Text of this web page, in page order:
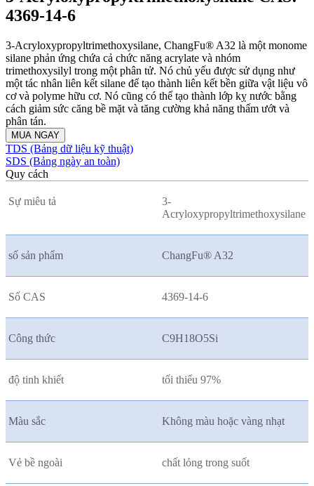
4369-14-6
3-Acryloxypropyltrimethoxysilane, ChangFu® A32 là một monome
silane phản ứng chứa cả chức năng acrylate và nhóm
trimethoxysilyl trong một phân tử. Nó chủ yếu được sử dụng như
một tác nhân liên kết silane để tạo thành liên kết bền giữa vật liệu vô
cơ và polyme hữu cơ. Nó cũng có thể tạo thành lớp kỵ nước bằng
cách giảm sức căng bề mặt và tăng cường khả năng thấm ướt và
phân tán.
MUA NGAY
TDS (Bảng dữ liệu kỹ thuật)
SDS (Bảng ngày an toàn)
Quy cách
Sự miêu tả
3-
Acryloxypropyltrimethoxysilane
số sản phẩm ChangFu® A32
Số CAS 4369-14-6
Công thức C9H18O5Si
độ tinh khiết tối thiểu 97%
Màu sắc Không màu hoặc vàng nhạt
Vẻ bề ngoài chất lỏng trong suốt